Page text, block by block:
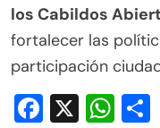
los Cabildos
fortalecer las
participación
Facebook
X